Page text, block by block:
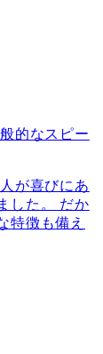
的なスピー
が喜びにあ
した。 だか
特徴も備え